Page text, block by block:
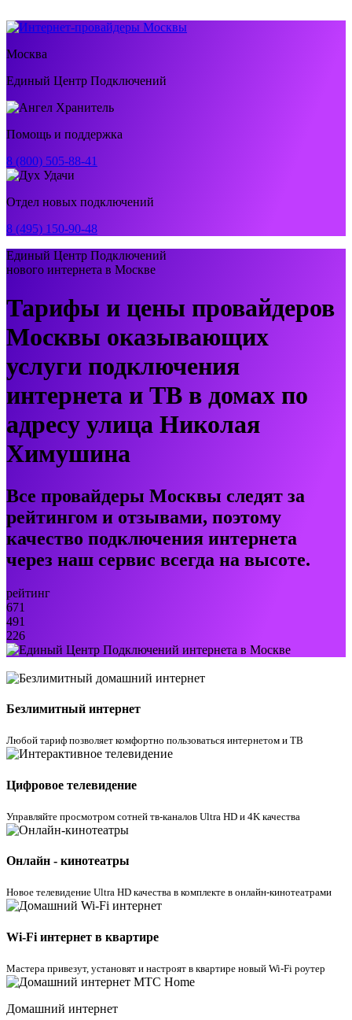
Москва
Единый Центр Подключений
Помощь и поддержка
8 (800) 505-88-41
Отдел новых подключений
8 (495) 150-90-48
Единый Центр Подключений
нового интернета в Москве
Тарифы и цены провайдеров
Москвы оказывающих
услуги подключения
интернета и ТВ в домах по
адресу улица Николая
Химушина
Все провайдеры Москвы следят за
рейтингом и отзывами, поэтому
качество подключения интернета
через наш сервис всегда на высоте.
рейтинг
671
491
226
Безлимитный интернет
Любой тариф позволяет комфортно пользоваться интернетом и ТВ
Цифровое телевидение
Управляйте просмотром cотней тв-каналов Ultra HD и 4K качества
Онлайн - кинотеатры
Новое телевидение Ultra HD качества в комплекте в онлайн-кинотеатрами
Wi-Fi интернет в квартире
Мастера привезут, установят и настроят в квартире новый Wi-Fi роутер
Домашний интернет